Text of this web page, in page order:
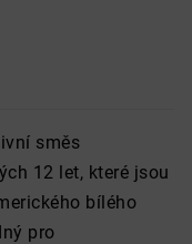
směs
12 let, které jsou
bílého
pro